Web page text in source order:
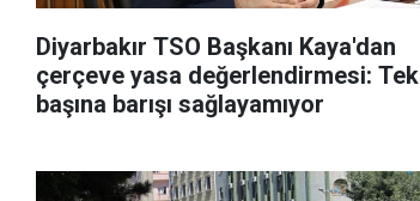
Diyarbakır TSO Başkanı Kaya'dan
çerçeve yasa değerlendirmesi: Tek
başına barışı sağlayamıyor